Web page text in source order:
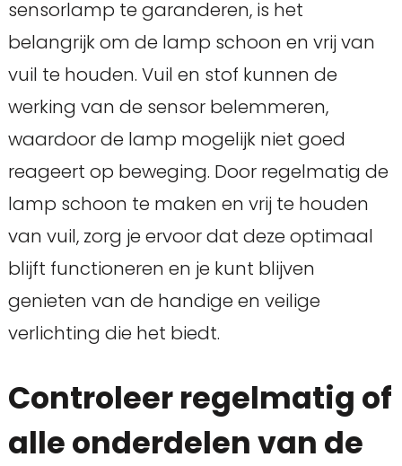
sensorlamp te garanderen, is het
belangrijk om de lamp schoon en vrij van
vuil te houden. Vuil en stof kunnen de
werking van de sensor belemmeren,
waardoor de lamp mogelijk niet goed
reageert op beweging. Door regelmatig de
lamp schoon te maken en vrij te houden
van vuil, zorg je ervoor dat deze optimaal
blijft functioneren en je kunt blijven
genieten van de handige en veilige
verlichting die het biedt.
Controleer regelmatig of
alle onderdelen van de